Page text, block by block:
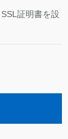
証明書を設